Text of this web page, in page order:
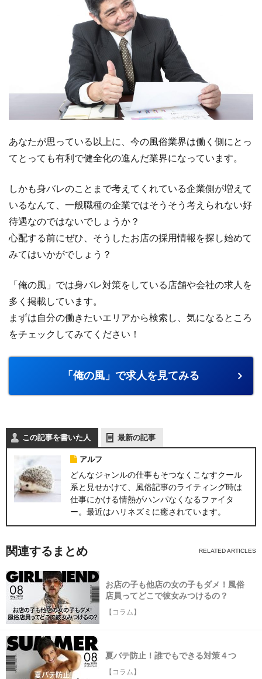
あなたが思っている以上に、今の風俗業界は働く側にとっ
てとっても有利で健全化の進んだ業界になっています。
しかも身バレのことまで考えてくれている企業側が増えて
いるなんて、一般職種の企業ではそうそう考えられない好
待遇なのではないでしょうか？
心配する前にぜひ、そうしたお店の採用情報を探し始めて
みてはいかがでしょう？
「俺の風」では身バレ対策をしている店舗や会社の求人を
多く掲載しています。
まずは自分の働きたいエリアから検索し、気になるところ
をチェックしてみてください！
「俺の風」で求人を見てみる
この記事を書いた人 最新の記事
アルフ
どんなジャンルの仕事もそつなくこなすクール
系と見せかけて、風俗記事のライティング時は
仕事にかける情熱がハンパなくなるファイタ
ー。最近はハリネズミに癒されています。
関連するまとめ
お店の子も他店の女の子もダメ！風俗
店員ってどこで彼女みつけるの？
【コラム】
夏バテ防止！誰でもできる対策４つ
【コラム】